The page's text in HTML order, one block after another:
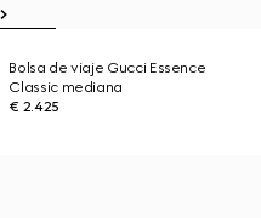
Bolsa de viaje Gucci Essence
Classic mediana
€ 2.425